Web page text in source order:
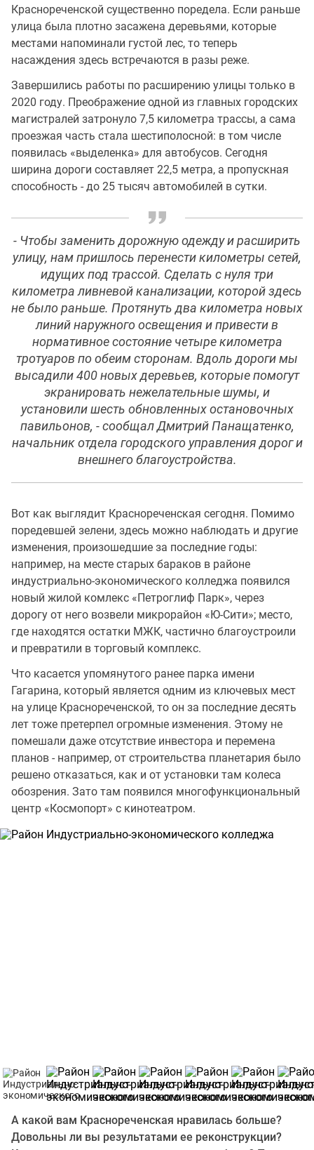
Краснореченской существенно поредела. Если раньше
улица была плотно засажена деревьями, которые
местами напоминали густой лес, то теперь
насаждения здесь встречаются в разы реже.
Завершились работы по расширению улицы только в
2020 году. Преображение одной из главных городских
магистралей затронуло 7,5 километра трассы, а сама
проезжая часть стала шестиполосной: в том числе
появилась «выделенка» для автобусов. Сегодня
ширина дороги составляет 22,5 метра, а пропускная
способность - до 25 тысяч автомобилей в сутки.
- Чтобы заменить дорожную одежду и расширить
улицу, нам пришлось перенести километры сетей,
идущих под трассой. Сделать с нуля три
километра ливневой канализации, которой здесь
не было раньше. Протянуть два километра новых
линий наружного освещения и привести в
нормативное состояние четыре километра
тротуаров по обеим сторонам. Вдоль дороги мы
высадили 400 новых деревьев, которые помогут
экранировать нежелательные шумы, и
установили шесть обновленных остановочных
павильонов, - сообщал Дмитрий Панащатенко,
начальник отдела городского управления дорог и
внешнего благоустройства.
Вот как выглядит Краснореченская сегодня. Помимо
поредевшей зелени, здесь можно наблюдать и другие
изменения, произошедшие за последние годы:
например, на месте старых бараков в районе
индустриально-экономического колледжа появился
новый жилой комлекс «Петроглиф Парк», через
дорогу от него возвели микрорайон «Ю-Сити»; место,
где находятся остатки МЖК, частично благоустроили
и превратили в торговый комплекс.
Что касается упомянутого ранее парка имени
Гагарина, который является одним из ключевых мест
на улице Краснореченской, то он за последние десять
лет тоже претерпел огромные изменения. Этому не
помешали даже отсутствие инвестора и перемена
планов - например, от строительства планетария было
решено отказаться, как и от установки там колеса
обозрения. Зато там появился многофункциональный
центр «Космопорт» с кинотеатром.
А какой вам Краснореченская нравилась больше?
Довольны ли вы результатами ее реконструкции?